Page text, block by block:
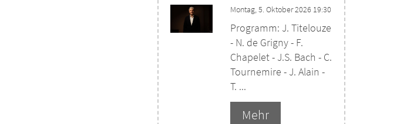
Montag, 5. Oktober 2026 19:30
Programm: J. Titelouze
- N. de Grigny - F.
Chapelet - J.S. Bach - C.
Tournemire - J. Alain -
T. ...
Mehr